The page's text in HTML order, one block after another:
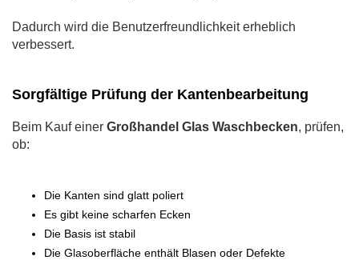
Dadurch wird die Benutzerfreundlichkeit erheblich
verbessert.
Sorgfältige Prüfung der Kantenbearbeitung
Beim Kauf einer Großhandel Glas Waschbecken, prüfen,
ob:
Die Kanten sind glatt poliert
Es gibt keine scharfen Ecken
Die Basis ist stabil
Die Glasoberfläche enthält Blasen oder Defekte